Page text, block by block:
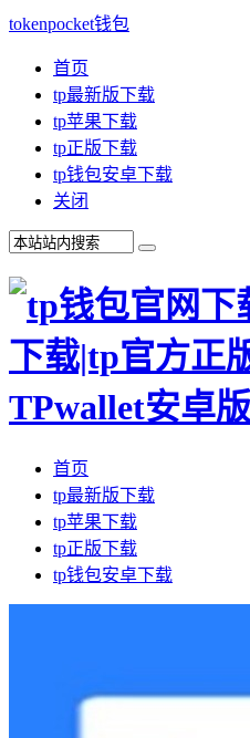
tokenpocket钱包
首页
tp最新版下载
tp苹果下载
tp正版下载
tp钱包安卓下载
关闭
首页
tp最新版下载
tp苹果下载
tp正版下载
tp钱包安卓下载